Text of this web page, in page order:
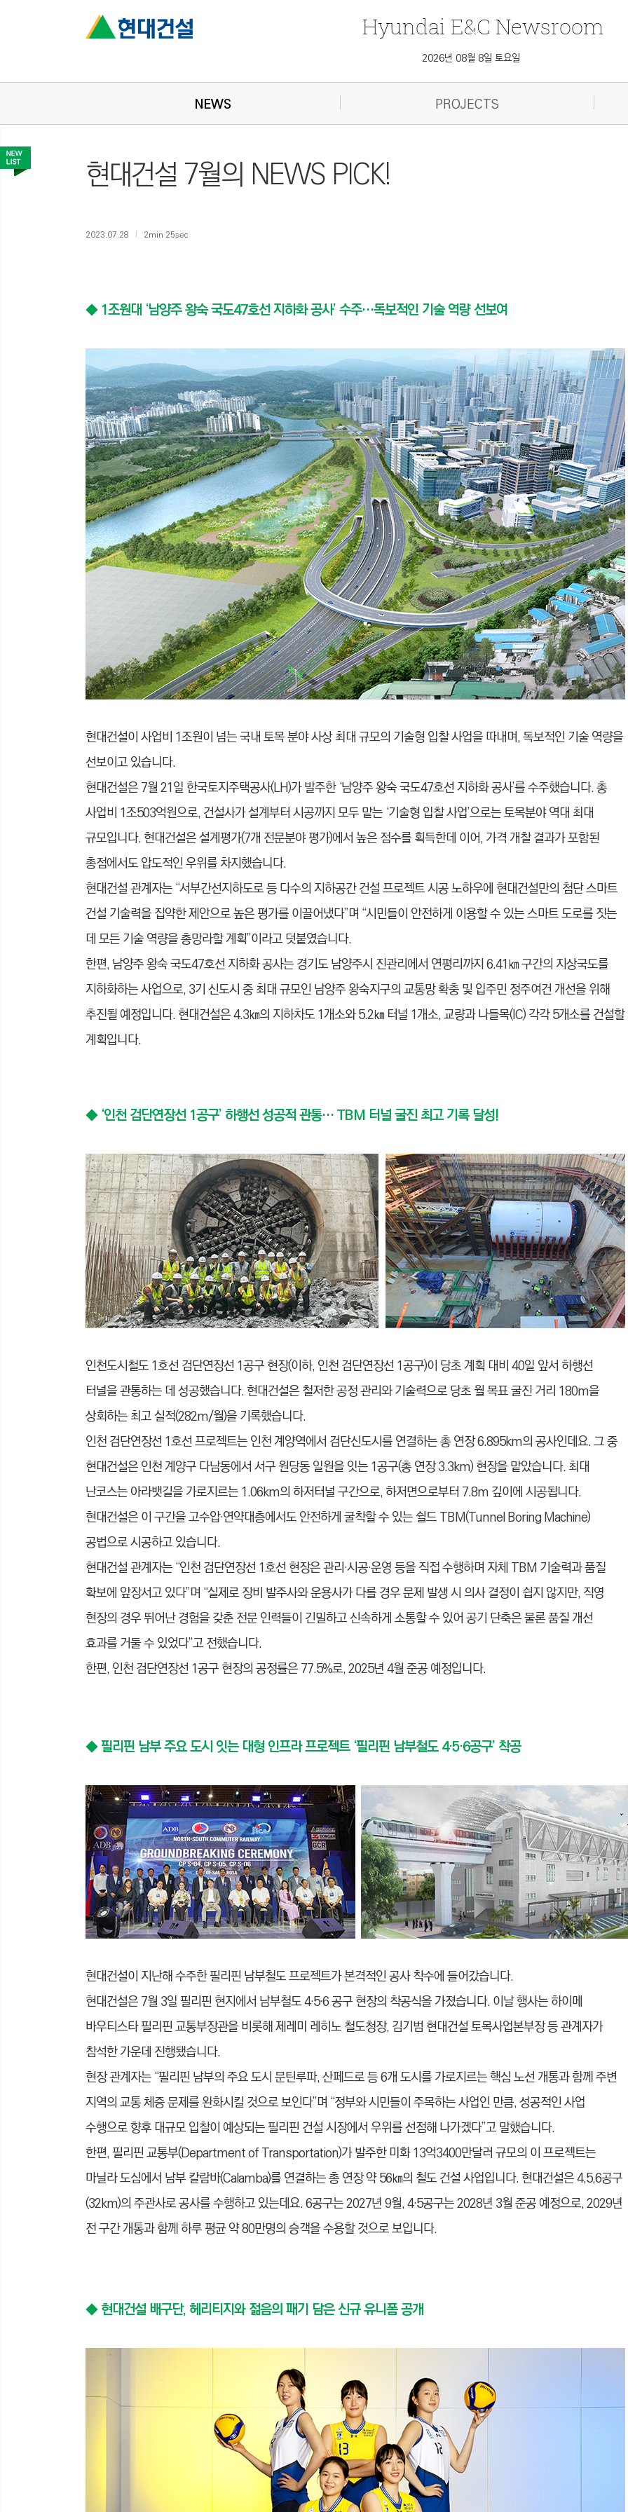
Hyundai E&C Newsroom
2026년 08월 8일 토요일
NEWS PROJECTS
현대건설 7월의 NEWS PICK!
2023.07.28 2min 25sec
◆ 1조원대 ‘남양주 왕숙 국도47호선 지하화 공사’ 수주…독보적인 기술 역량 선보여
현대건설이 사업비 1조원이 넘는 국내 토목 분야 사상 최대 규모의 기술형 입찰 사업을 따내며, 독보적인 기술 역량을
선보이고 있습니다.
현대건설은 7월 21일 한국토지주택공사(LH)가 발주한 ‘남양주 왕숙 국도47호선 지하화 공사’를 수주했습니다. 총
사업비 1조503억원으로, 건설사가 설계부터 시공까지 모두 맡는 ‘기술형 입찰 사업’으로는 토목분야 역대 최대
규모입니다. 현대건설은 설계평가(7개 전문분야 평가)에서 높은 점수를 획득한데 이어, 가격 개찰 결과가 포함된
총점에서도 압도적인 우위를 차지했습니다.
현대건설 관계자는 “서부간선지하도로 등 다수의 지하공간 건설 프로젝트 시공 노하우에 현대건설만의 첨단 스마트
건설 기술력을 집약한 제안으로 높은 평가를 이끌어냈다”며 “시민들이 안전하게 이용할 수 있는 스마트 도로를 짓는
데 모든 기술 역량을 총망라할 계획”이라고 덧붙였습니다.
한편, 남양주 왕숙 국도47호선 지하화 공사는 경기도 남양주시 진관리에서 연평리까지 6.41㎞ 구간의 지상국도를
지하화하는 사업으로, 3기 신도시 중 최대 규모인 남양주 왕숙지구의 교통망 확충 및 입주민 정주여건 개선을 위해
추진될 예정입니다. 현대건설은 4.3㎞의 지하차도 1개소와 5.2㎞ 터널 1개소, 교량과 나들목(IC) 각각 5개소를 건설할
계획입니다.
◆ ‘인천 검단연장선 1공구’ 하행선 성공적 관통… TBM 터널 굴진 최고 기록 달성!
인천도시철도 1호선 검단연장선 1공구 현장(이하, 인천 검단연장선 1공구)이 당초 계획 대비 40일 앞서 하행선
터널을 관통하는 데 성공했습니다. 현대건설은 철저한 공정 관리와 기술력으로 당초 월 목표 굴진 거리 180m을
상회하는 최고 실적(282m/월)을 기록했습니다.
인천 검단연장선 1호선 프로젝트는 인천 계양역에서 검단신도시를 연결하는 총 연장 6.895km의 공사인데요. 그 중
현대건설은 인천 계양구 다남동에서 서구 원당동 일원을 잇는 1공구(총 연장 3.3km) 현장을 맡았습니다. 최대
난코스는 아라뱃길을 가로지르는 1.06km의 하저터널 구간으로, 하저면으로부터 7.8m 깊이에 시공됩니다.
현대건설은 이 구간을 고수압·연약대층에서도 안전하게 굴착할 수 있는 쉴드 TBM(Tunnel Boring Machine)
공법으로 시공하고 있습니다.
현대건설 관계자는 “인천 검단연장선 1호선 현장은 관리·시공·운영 등을 직접 수행하며 자체 TBM 기술력과 품질
확보에 앞장서고 있다”며 “실제로 장비 발주사와 운용사가 다를 경우 문제 발생 시 의사 결정이 쉽지 않지만, 직영
현장의 경우 뛰어난 경험을 갖춘 전문 인력들이 긴밀하고 신속하게 소통할 수 있어 공기 단축은 물론 품질 개선
효과를 거둘 수 있었다”고 전했습니다.
한편, 인천 검단연장선 1공구 현장의 공정률은 77.5%로, 2025년 4월 준공 예정입니다.
◆필리핀 남부 주요 도시 잇는 대형 인프라 프로젝트 ‘필리핀 남부철도 4·5·6공구’ 착공
현대건설이 지난해 수주한 필리핀 남부철도 프로젝트가 본격적인 공사 착수에 들어갔습니다.
현대건설은 7월 3일 필리핀 현지에서 남부철도 4·5·6 공구 현장의 착공식을 가졌습니다. 이날 행사는 하이메
바우티스타 필리핀 교통부장관을 비롯해 제레미 레히노 철도청장, 김기범 현대건설 토목사업본부장 등 관계자가
참석한 가운데 진행됐습니다.
현장 관계자는 “필리핀 남부의 주요 도시 문틴루파, 산페드로 등 6개 도시를 가로지르는 핵심 노선 개통과 함께 주변
지역의 교통 체증 문제를 완화시킬 것으로 보인다”며 “정부와 시민들이 주목하는 사업인 만큼, 성공적인 사업
수행으로 향후 대규모 입찰이 예상되는 필리핀 건설 시장에서 우위를 선점해 나가겠다”고 말했습니다.
한편, 필리핀 교통부(Department of Transportation)가 발주한 미화 13억3400만달러 규모의 이 프로젝트는
마닐라 도심에서 남부 칼람바(Calamba)를 연결하는 총 연장 약 56㎞의 철도 건설 사업입니다. 현대건설은 4,5,6공구
(32km)의 주관사로 공사를 수행하고 있는데요. 6공구는 2027년 9월, 4·5공구는 2028년 3월 준공 예정으로, 2029년
전 구간 개통과 함께 하루 평균 약 80만명의 승객을 수용할 것으로 보입니다.
◆현대건설 배구단, 헤리티지와 젊음의 패기 담은 신규 유니폼 공개